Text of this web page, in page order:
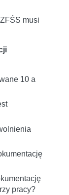
musi
10 a
pracy?